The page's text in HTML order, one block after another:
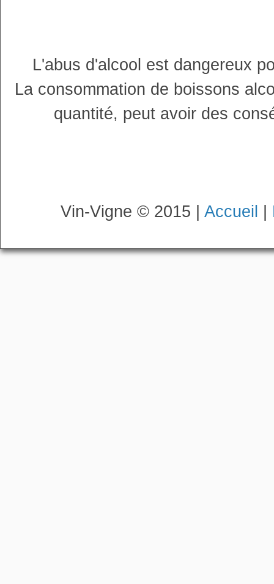
L'abus d'alcool est dangereux
La consommation de boissons
quantité, peut avoir des
Vin-Vigne © 2015 | Accueil